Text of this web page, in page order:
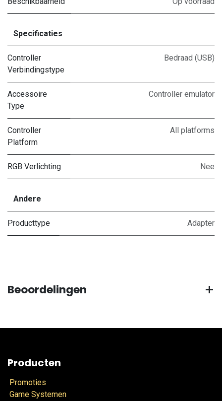
Specificaties
Controller
Verbindingstype
Bedraad (USB)
Accessoire
Type
Controller emulator
Controller
Platform
All platforms
RGB Verlichting Nee
Andere
Producttype Adapter
Beoordelingen
Producten
Promoties
Game Systemen